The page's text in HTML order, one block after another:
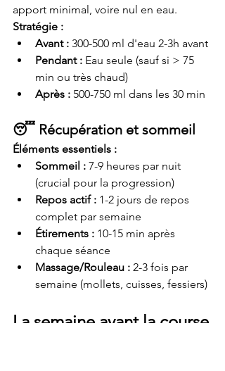
apport minimal, voire nul en eau.
Stratégie :
Avant : 300-500 ml d'eau 2-3h avant
Pendant : Eau seule (sauf si > 75
min ou très chaud)
Après : 500-750 ml dans les 30 min
😴 Récupération et sommeil
Éléments essentiels :
Sommeil : 7-9 heures par nuit
(crucial pour la progression)
Repos actif : 1-2 jours de repos
complet par semaine
Étirements : 10-15 min après
chaque séance
Massage/Rouleau : 2-3 fois par
semaine (mollets, cuisses, fessiers)
La semaine avant la course